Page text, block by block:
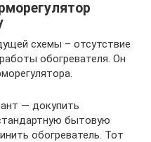
схемы – отсутствие
обогревателя. Он
— докупить
бытовую
обогреватель. Тот